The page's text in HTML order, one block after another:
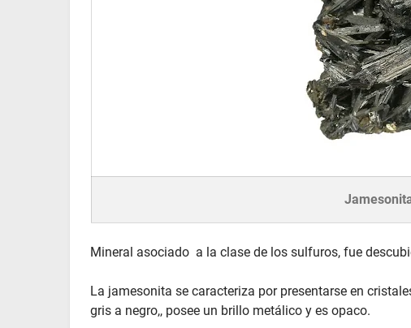
Mineral asociado a la clase de los sulfuros, fue
La jamesonita se caracteriza por presentarse en
gris a negro,, posee un brillo metálico y es opaco.